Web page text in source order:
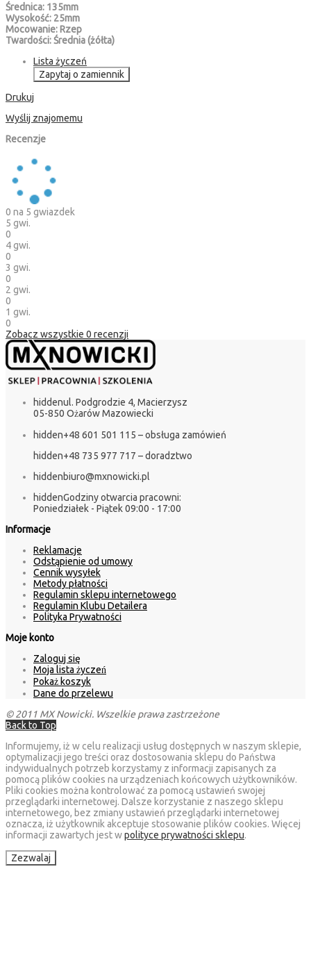
Średnica: 135mm
Wysokość: 25mm
Mocowanie: Rzep
Twardości: Średnia (żółta)
Lista życzeń
Zapytaj o zamiennik
Drukuj
Wyślij znajomemu
Recenzje
0 na 5 gwiazdek
5 gwi.
0
4 gwi.
0
3 gwi.
0
2 gwi.
0
1 gwi.
0
Zobacz wszystkie 0 recenzji
hiddenul. Podgrodzie 4, Macierzysz
05-850 Ożarów Mazowiecki
hidden+48 601 501 115 – obsługa zamówień
hidden+48 735 977 717 – doradztwo
hiddenbiuro@mxnowicki.pl
hiddenGodziny otwarcia pracowni:
Poniedziałek - Piątek 09:00 - 17:00
Informacje
Reklamacje
Odstąpienie od umowy
Cennik wysyłek
Metody płatności
Regulamin sklepu internetowego
Regulamin Klubu Detailera
Polityka Prywatności
Moje konto
Zaloguj się
Moja lista życzeń
Pokaż koszyk
Dane do przelewu
© 2011 MX Nowicki. Wszelkie prawa zastrzeżone
Back to Top
Informujemy, iż w celu realizacji usług dostępnych w naszym sklepie,
optymalizacji jego treści oraz dostosowania sklepu do Państwa
indywidualnych potrzeb korzystamy z informacji zapisanych za
pomocą plików cookies na urządzeniach końcowych użytkowników.
Pliki cookies można kontrolować za pomocą ustawień swojej
przeglądarki internetowej. Dalsze korzystanie z naszego sklepu
internetowego, bez zmiany ustawień przeglądarki internetowej
oznacza, iż użytkownik akceptuje stosowanie plików cookies. Więcej
informacji zawartych jest wpolityce prywatności sklepu.
Zezwalaj